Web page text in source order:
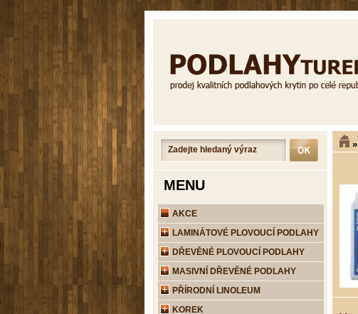
»
MENU
AKCE
LAMINÁTOVÉ PLOVOUCÍ PODLAHY
DŘEVĚNÉ PLOVOUCÍ PODLAHY
MASIVNÍ DŘEVĚNÉ PODLAHY
PŘÍRODNÍ LINOLEUM
KOREK